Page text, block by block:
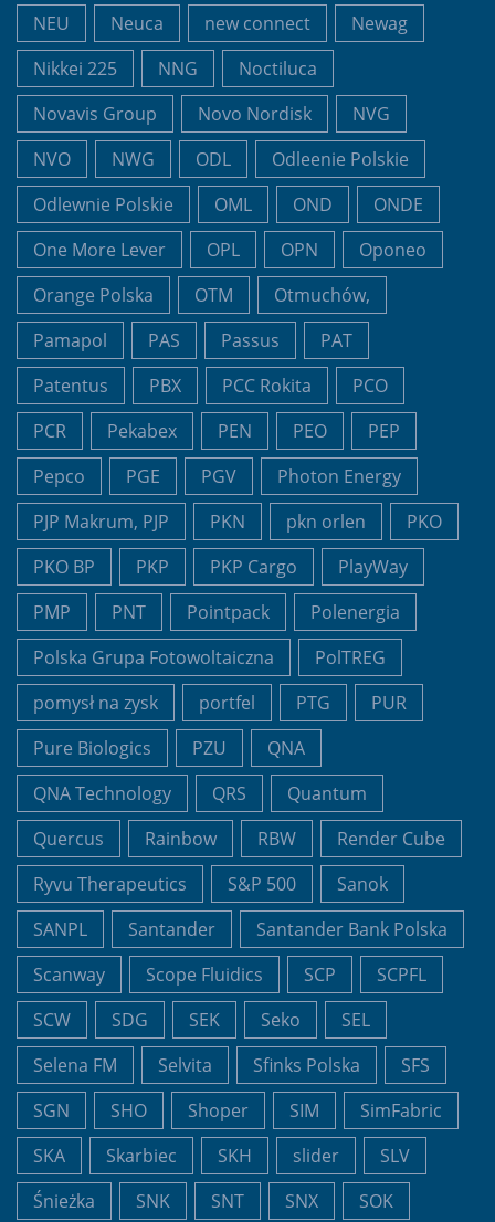
NEU
Neuca new connect
Newag
Nikkei 225
NNG
Noctiluca
Novavis Group
Novo Nordisk
NVG
NVO
NWG ODL
Odleenie Polskie
Odlewnie Polskie
OML OND
ONDE
One More Lever
OPL OPN
Oponeo
Orange Polska
OTM
Otmuchów,
Pamapol
PAS Passus
PAT
Patentus
PBX PCC Rokita
PCO
PCR
Pekabex PEN PEO
PEP
Pepco
PGE PGV
Photon Energy
PJP Makrum, PJP
PKN pkn orlen
PKO
PKO BP
PKP PKP Cargo
PlayWay
PMP
PNT Pointpack
Polenergia
Polska Grupa Fotowoltaiczna
PolTREG
pomysł na zysk
portfel PTG
PUR
Pure Biologics
PZU
QNA
QNA Technology
QRS
Quantum
Quercus
Rainbow RBW
Render Cube
Ryvu Therapeutics
S&P 500
Sanok
SANPL
Santander
Santander Bank Polska
Scanway
Scope Fluidics SCP
SCPFL
SCW
SDG SEK Seko
SEL
Selena FM
Selvita Sfinks Polska
SFS
SGN
SHO Shoper SIM
SimFabric
SKA
Skarbiec SKH slider
SLV
Śnieżka
SNK SNT SNX
SOK